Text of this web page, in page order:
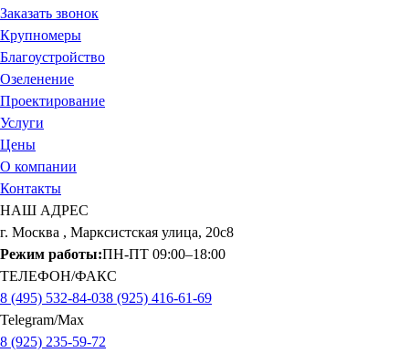
Заказать звонок
Крупномеры
Благоустройство
Озеленение
Проектирование
Услуги
Цены
О компании
Контакты
НАШ АДРЕС
г. Москва , Марксистская улица, 20с8
Режим работы:ПН-ПТ 09:00–18:00
ТЕЛЕФОН/ФАКС
8 (495) 532-84-038 (925) 416-61-69
Telegram/Max
8 (925) 235-59-72